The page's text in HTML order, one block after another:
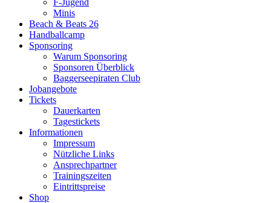
F-Jugend
Minis
Beach & Beats 26
Handballcamp
Sponsoring
Warum Sponsoring
Sponsoren Überblick
Baggerseepiraten Club
Jobangebote
Tickets
Dauerkarten
Tagestickets
Informationen
Impressum
Nützliche Links
Ansprechpartner
Trainingszeiten
Eintrittspreise
Shop